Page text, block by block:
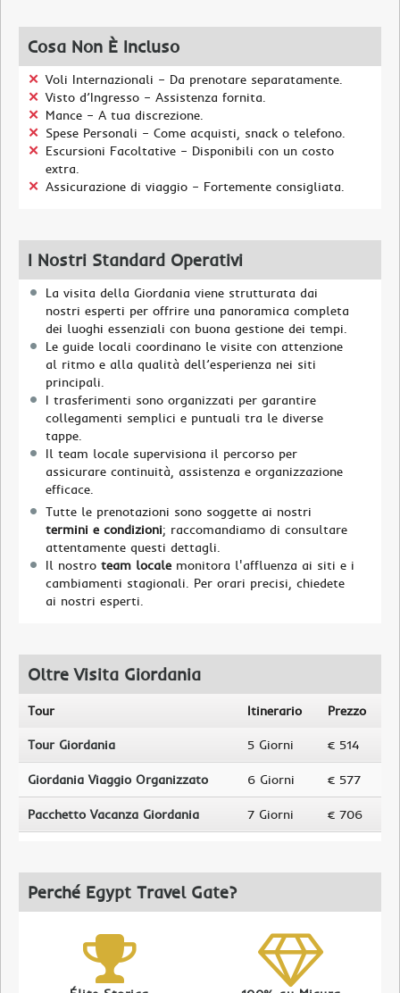
Cosa Non È Incluso
Voli Internazionali – Da prenotare separatamente.
Visto d’Ingresso – Assistenza fornita.
Mance – A tua discrezione.
Spese Personali – Come acquisti, snack o telefono.
Escursioni Facoltative – Disponibili con un costo
extra.
Assicurazione di viaggio – Fortemente consigliata.
I Nostri Standard Operativi
La visita della Giordania viene strutturata dai
nostri esperti per offrire una panoramica completa
dei luoghi essenziali con buona gestione dei tempi.
Le guide locali coordinano le visite con attenzione
al ritmo e alla qualità dell’esperienza nei siti
principali.
I trasferimenti sono organizzati per garantire
collegamenti semplici e puntuali tra le diverse
tappe.
Il team locale supervisiona il percorso per
assicurare continuità, assistenza e organizzazione
efficace.
Tutte le prenotazioni sono soggette ai nostri
termini e condizioni; raccomandiamo di consultare
attentamente questi dettagli.
Il nostro team localemonitora l'affluenza ai siti e i
cambiamenti stagionali. Per orari precisi, chiedete
ai nostri esperti.
Oltre Visita Giordania
Tour Itinerario Prezzo
Tour Giordania 5 Giorni € 514
Giordania Viaggio Organizzato 6 Giorni € 577
Pacchetto Vacanza Giordania 7 Giorni € 706
Perché Egypt Travel Gate?